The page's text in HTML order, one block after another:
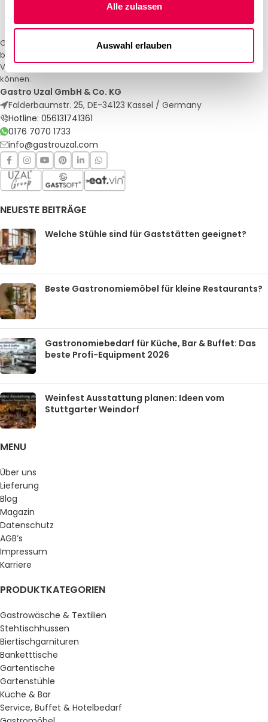
Alle zulassen
Auswahl erlauben
Gastro Uzal – Ihr Spezialist für Gastronomiemöbel und -textilien. Wir
bieten maßgeschneiderte Lösungen für Restaurants, Hotels und
Veranstaltungen. Qualität und Service, auf die Sie sich verlassen
können.
Gastro Uzal GmbH & Co. KG
Falderbaumstr. 25, DE-34123 Kassel / Germany
Hotline: 056131741361
0176 7070 1733
info@gastrouzal.com
NEUESTE BEITRÄGE
Welche Stühle sind für Gaststätten geeignet?
Beste Gastronomiemöbel für kleine Restaurants?
Gastronomiebedarf für Küche, Bar & Buffet: Das
beste Profi-Equipment 2026
Weinfest Ausstattung planen: Ideen vom
Stuttgarter Weindorf
MENU
Über uns
Lieferung
Blog
Magazin
Datenschutz
AGB’s
Impressum
Karriere
PRODUKTKATEGORIEN
Gastrowäsche & Textilien
Stehtischhussen
Biertischgarnituren
Banketttische
Gartentische
Gartenstühle
Küche & Bar
Service, Buffet & Hotelbedarf